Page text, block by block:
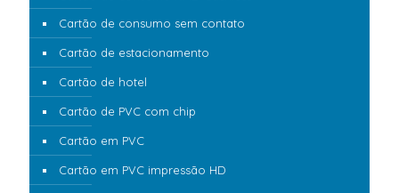
Cartão de consumo sem contato
Cartão de estacionamento
Cartão de hotel
Cartão de PVC com chip
Cartão em PVC
Cartão em PVC impressão HD